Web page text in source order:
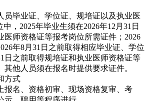
员毕业证、学位证、规培证以及执业医
，2025年毕业生须在2026年12月31日
医师资格证等报考岗位所需证件；2026
年8月31日之前取得相应毕业证、学位
日之前取得规培证和执业医师资格证等
他人员须在报名时提供要求证件。
方式
报名、资格初审、现场资格复审、考